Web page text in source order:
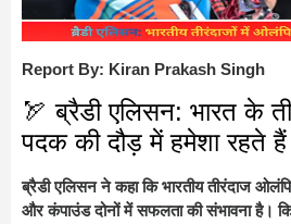
Report By: Kiran Prakash Singh
🏹 ब्रैडी एलिसन: भारत के
पदक की दौड़ में हमेशा रहते हैं
ब्रैडी एलिसन ने कहा कि भारतीय तीरंदाज
और कंपाउंड दोनों में सफलता की संभावना है।